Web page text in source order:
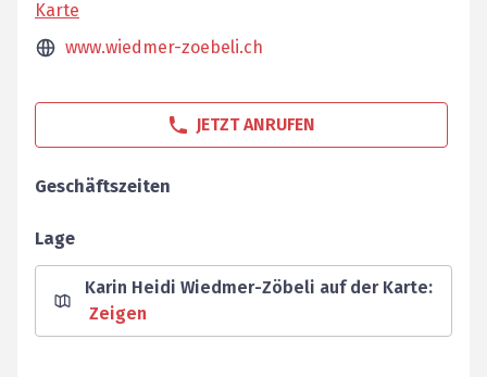
Karte
www.wiedmer-zoebeli.ch
JETZT ANRUFEN
Geschäftszeiten
Lage
Karin Heidi Wiedmer-Zöbeli auf der Karte:
Zeigen